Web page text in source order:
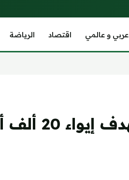
عربي و عالمي اقتصاد الرياضة
سالم: مشروع طموح